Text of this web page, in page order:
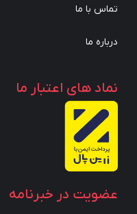
تماس با ما
درباره ما
نماد های اعتبار ما
عضویت در خبرنامه